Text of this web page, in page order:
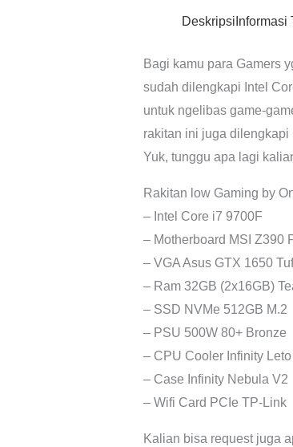
Deskripsi Informasi
Bagi kamu para Gamers
sudah dilengkapi Intel
untuk ngelibas game-
rakitan ini juga
Yuk, tunggu apa lagi
Rakitan low Gaming by
– Intel Core i7 9700F
– Motherboard MSI Z390
– VGA Asus GTX 1650
– Ram 32GB (2x16GB)
– SSD NVMe 512GB M.2
– PSU 500W 80+ Bronze
– CPU Cooler Infinity
– Case Infinity Nebula V2
– Wifi Card PCIe TP-Link
Kalian bisa request juga